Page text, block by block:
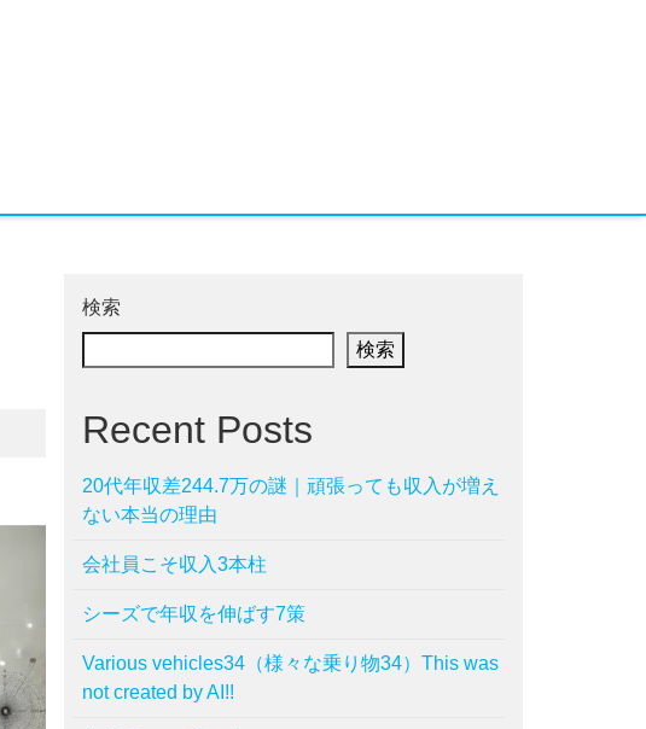
検索
検索
Recent Posts
20代年収差244.7万の謎｜頑張っても収入が増え
ない本当の理由
会社員こそ収入3本柱
シーズで年収を伸ばす7策
Various vehicles34（様々な乗り物34）This was
not created by AI!!